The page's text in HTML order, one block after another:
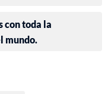
con toda la
mundo.